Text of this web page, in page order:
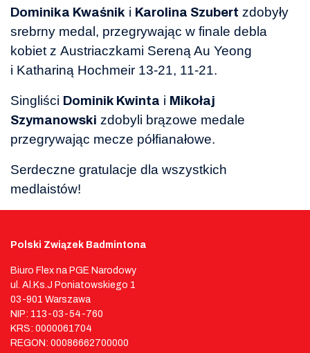
Dominika Kwaśnik i Karolina Szubert zdobyły
srebrny medal, przegrywając w finale debla
kobiet z Austriaczkami Sereną Au Yeong
i Kathariną Hochmeir 13-21, 11-21.
Singliści Dominik Kwinta i Mikołaj
Szymanowski zdobyli brązowe medale
przegrywając mecze półfianałowe.
Serdeczne gratulacje dla wszystkich
medlaistów!
Polski Związek Badmintona
Biuro Flex na PGE Narodowy
ul. Al.Ks.J Poniatowskiego 1
03-901 Warszawa
NIP: 113-03-54-760
KRS: 0000061704
REGON: 00086662700000